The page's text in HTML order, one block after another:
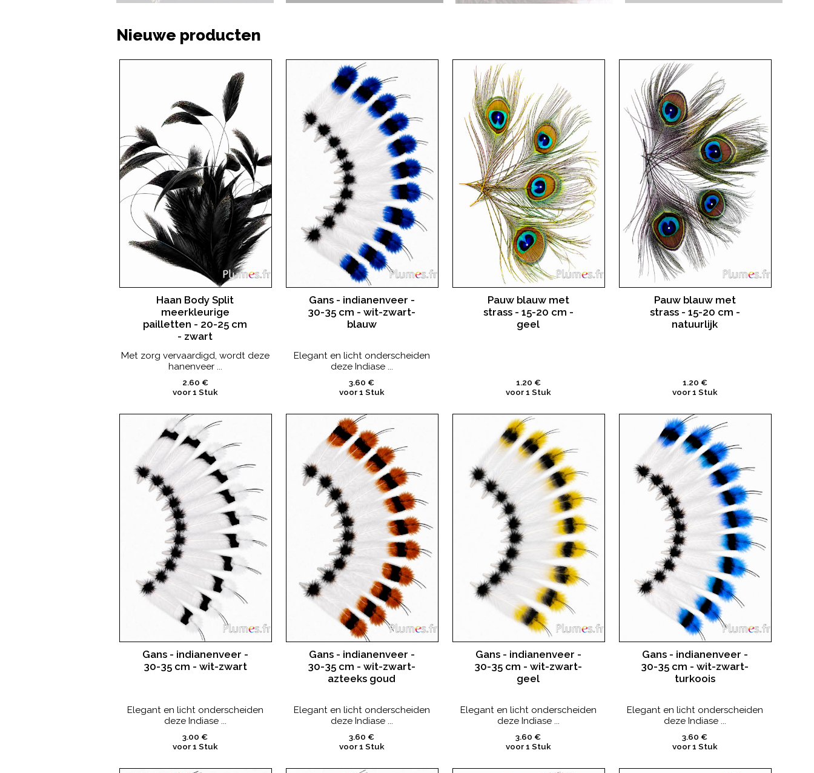
Nieuwe producten
Haan Body Split
meerkleurige
pailletten - 20-25 cm
- zwart
Met zorg vervaardigd, wordt deze
hanenveer ...
2.60 €
voor 1 Stuk
Gans - indianenveer -
30-35 cm - wit-zwart-
blauw
Elegant en licht onderscheiden
deze Indiase ...
3.60 €
voor 1 Stuk
Pauw blauw met
strass - 15-20 cm -
geel
1.20 €
voor 1 Stuk
Pauw blauw met
strass - 15-20 cm -
natuurlijk
1.20 €
voor 1 Stuk
Gans - indianenveer -
30-35 cm - wit-zwart
Elegant en licht onderscheiden
deze Indiase ...
3.00 €
voor 1 Stuk
Gans - indianenveer -
30-35 cm - wit-zwart-
azteeks goud
Elegant en licht onderscheiden
deze Indiase ...
3.60 €
voor 1 Stuk
Gans - indianenveer -
30-35 cm - wit-zwart-
geel
Elegant en licht onderscheiden
deze Indiase ...
3.60 €
voor 1 Stuk
Gans - indianenveer -
30-35 cm - wit-zwart-
turkoois
Elegant en licht onderscheiden
deze Indiase ...
3.60 €
voor 1 Stuk